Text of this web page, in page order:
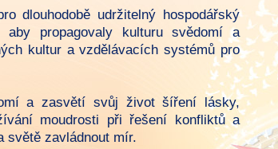
dlouhodobě udržitelný hospodářský
propagovaly kulturu svědomí a
kultur a vzdělávacích systémů pro
a zasvětí svůj život šíření lásky,
moudrosti při řešení konfliktů a
světě zavládnout mír.